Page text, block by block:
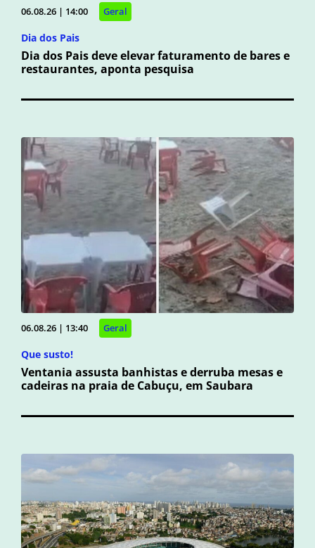
06.08.26 | 14:00 Geral
Dia dos Pais
Dia dos Pais deve elevar faturamento de bares e
restaurantes, aponta pesquisa
06.08.26 | 13:40 Geral
Que susto!
Ventania assusta banhistas e derruba mesas e
cadeiras na praia de Cabuçu, em Saubara